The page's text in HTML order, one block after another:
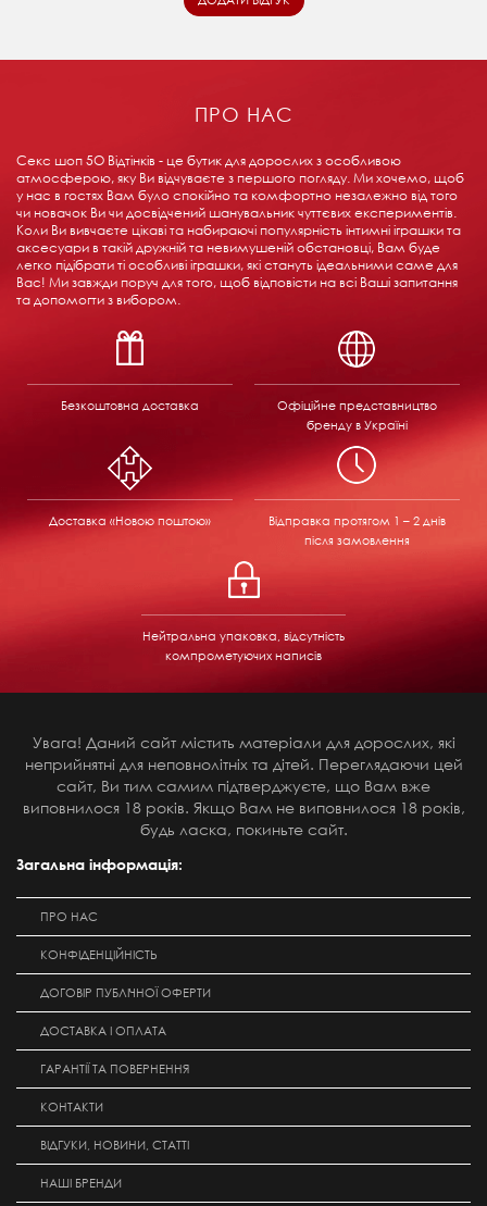
ПРО НАС
Секс шоп 5О Відтінків - це бутик для дорослих з особливою
атмосферою, яку Ви відчуваєте з першого погляду. Ми хочемо, щоб
у нас в гостях Вам було спокійно та комфортно незалежно від того
чи новачок Ви чи досвідчений шанувальник чуттєвих експериментів.
Коли Ви вивчаєте цікаві та набираючі популярність інтимні іграшки та
аксесуари в такій дружній та невимушеній обстановці, Вам буде
легко підібрати ті особливі іграшки, які стануть ідеальними саме для
Вас! Ми завжди поруч для того, щоб відповісти на всі Ваші запитання
та допомогти з вибором.
Безкоштовна доставка
Офіційне представництво
бренду в Україні
Доставка «Новою поштою» Відправка протягом 1 – 2 днів
після замовлення
Нейтральна упаковка, відсутність
компрометуючих написів
Увага! Даний сайт містить матеріали для дорослих, які
неприйнятні для неповнолітніх та дітей. Переглядаючи цей
сайт, Ви тим самим підтверджуєте, що Вам вже
виповнилося 18 років. Якщо Вам не виповнилося 18 років,
будь ласка, покиньте сайт.
Загальна інформація:
ПРО НАС
КОНФІДЕНЦІЙНІСТЬ
ДОГОВІР ПУБЛІЧНОЇ ОФЕРТИ
ДОСТАВКА І ОПЛАТА
ГАРАНТІЇ ТА ПОВЕРНЕННЯ
КОНТАКТИ
ВІДГУКИ, НОВИНИ, СТАТТІ
НАШІ БРЕНДИ